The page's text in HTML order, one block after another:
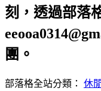
刻，透過部落
團。
部落格全站分類： 休